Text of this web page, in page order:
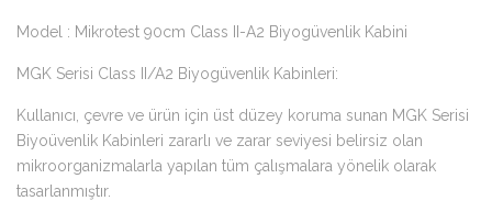
Model : Mikrotest 90cm Class II-A2 Biyogüvenlik Kabini
MGK Serisi Class II/A2 Biyogüvenlik Kabinleri:
Kullanıcı, çevre ve ürün için üst düzey koruma sunan MGK Serisi
Biyoüvenlik Kabinleri zararlı ve zarar seviyesi belirsiz olan
mikroorganizmalarla yapılan tüm çalışmalara yönelik olarak
tasarlanmıştır.